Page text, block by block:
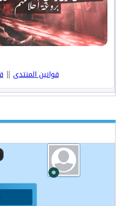
قوانين المنتدى ||